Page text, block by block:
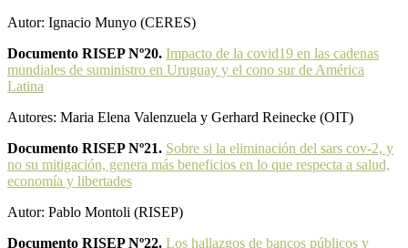
Autor: Ignacio Munyo (CERES)
Documento RISEP Nº20. Impacto de la covid19 en las cadenas
mundiales de suministro en Uruguay y el cono sur de América
Latina
Autores: Maria Elena Valenzuela y Gerhard Reinecke (OIT)
Documento RISEP Nº21. Sobre si la eliminación del sars cov-2, y
no su mitigación, genera más beneficios en lo que respecta a salud,
economía y libertades
Autor: Pablo Montoli (RISEP)
Documento RISEP Nº22. Los hallazgos de bancos públicos y